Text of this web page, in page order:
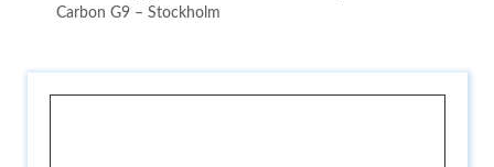
Carbon G9 – Stockholm